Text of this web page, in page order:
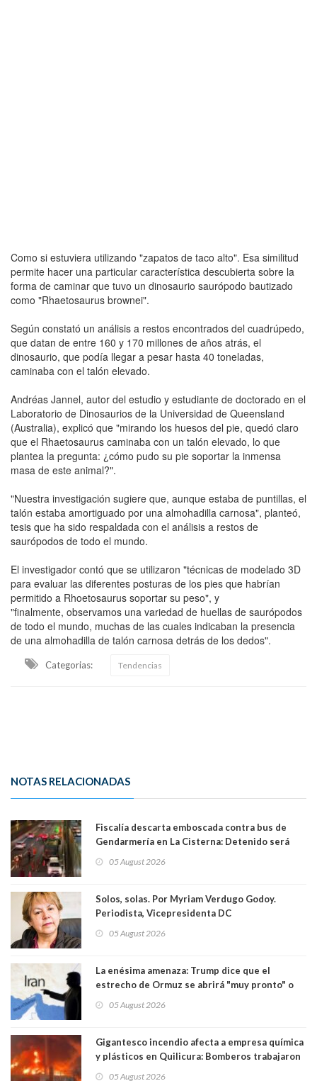
Como si estuviera utilizando "zapatos de taco alto". Esa similitud
permite hacer una particular característica descubierta sobre la
forma de caminar que tuvo un dinosaurio saurópodo bautizado
como "Rhaetosaurus brownei".
Según constató un análisis a restos encontrados del cuadrúpedo,
que datan de entre 160 y 170 millones de años atrás, el
dinosaurio, que podía llegar a pesar hasta 40 toneladas,
caminaba con el talón elevado.
Andréas Jannel, autor del estudio y estudiante de doctorado en el
Laboratorio de Dinosaurios de la Universidad de Queensland
(Australia), explicó que "mirando los huesos del pie, quedó claro
que el Rhaetosaurus caminaba con un talón elevado, lo que
plantea la pregunta: ¿cómo pudo su pie soportar la inmensa
masa de este animal?".
"Nuestra investigación sugiere que, aunque estaba de puntillas, el
talón estaba amortiguado por una almohadilla carnosa", planteó,
tesis que ha sido respaldada con el análisis a restos de
saurópodos de todo el mundo.
El investigador contó que se utilizaron "técnicas de modelado 3D
para evaluar las diferentes posturas de los pies que habrían
permitido a Rhoetosaurus soportar su peso", y
"finalmente, observamos una variedad de huellas de saurópodos
de todo el mundo, muchas de las cuales indicaban la presencia
de una almohadilla de talón carnosa detrás de los dedos".
Categorias: Tendencias
NOTAS RELACIONADAS
Fiscalía descarta emboscada contra bus de
Gendarmería en La Cisterna: Detenido será
05 August 2026
Solos, solas. Por Myriam Verdugo Godoy.
Periodista, Vicepresidenta DC
05 August 2026
La enésima amenaza: Trump dice que el
estrecho de Ormuz se abrirá "muy pronto" o
05 August 2026
Gigantesco incendio afecta a empresa química
y plásticos en Quilicura: Bomberos trabajaron
05 August 2026